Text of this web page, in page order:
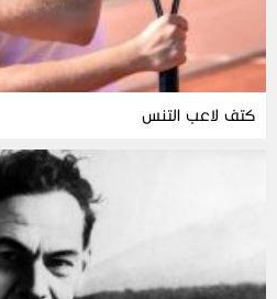
كتف لاعب التنس